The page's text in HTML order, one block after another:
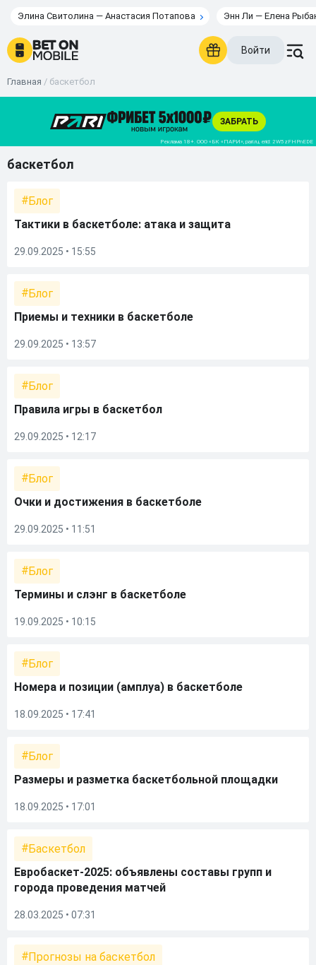
Элина Свитолина — Анастасия Потапова Энн Ли — Елена
Войти
Главная / баскетбол
баскетбол
Блог
Тактики в баскетболе: атака и защита
29.09.2025 • 15:55
Блог
Приемы и техники в баскетболе
29.09.2025 • 13:57
Блог
Правила игры в баскетбол
29.09.2025 • 12:17
Блог
Очки и достижения в баскетболе
29.09.2025 • 11:51
Блог
Термины и слэнг в баскетболе
19.09.2025 • 10:15
Блог
Номера и позиции (амплуа) в баскетболе
18.09.2025 • 17:41
Блог
Размеры и разметка баскетбольной площадки
18.09.2025 • 17:01
Баскетбол
Евробаскет-2025: объявлены составы групп и
города проведения матчей
28.03.2025 • 07:31
Прогнозы на баскетбол